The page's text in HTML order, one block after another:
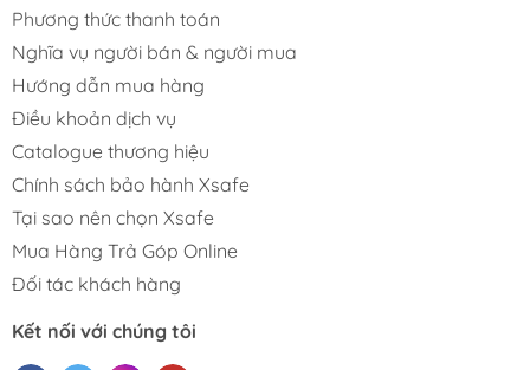
Phương thức thanh toán
Nghĩa vụ người bán & người mua
Hướng dẫn mua hàng
Điều khoản dịch vụ
Catalogue thương hiệu
Chính sách bảo hành Xsafe
Tại sao nên chọn Xsafe
Mua Hàng Trả Góp Online
Đối tác khách hàng
Kết nối với chúng tôi